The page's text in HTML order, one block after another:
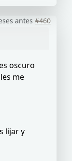
antes #460
oscuro
me
lijar y